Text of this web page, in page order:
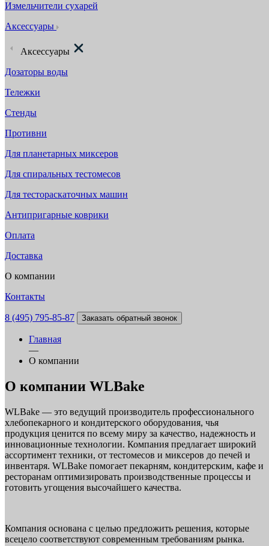
Измельчители сухарей
Аксессуары
Аксессуары
Дозаторы воды
Тележки
Стенды
Противни
Для планетарных миксеров
Для спиральных тестомесов
Для тестораскаточных машин
Антипригарные коврики
Оплата
Доставка
О компании
Контакты
8 (495) 795-85-87 Заказать обратный звонок
Главная
—
О компании
О компании WLBake
WLBake — это ведущий производитель профессионального
хлебопекарного и кондитерского оборудования, чья
продукция ценится по всему миру за качество, надежность и
инновационные технологии. Компания предлагает широкий
ассортимент техники, от тестомесов и миксеров до печей и
инвентаря. WLBake помогает пекарням, кондитерским, кафе и
ресторанам оптимизировать производственные процессы и
готовить угощения высочайшего качества.
Компания основана с целью предложить решения, которые
всецело соответствуют современным требованиям рынка.